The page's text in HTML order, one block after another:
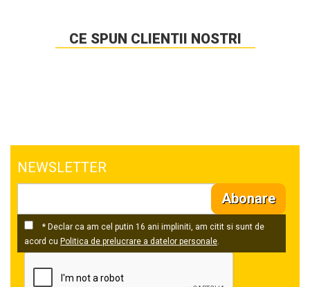
CE SPUN CLIENTII NOSTRI
NEWSLETTER
Abonare
* Declar ca am cel putin 16 ani impliniti, am citit si sunt de
acord cu Politica de prelucrare a datelor personale.